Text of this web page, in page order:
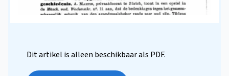
Dit artikel is alleen beschikbaar als PDF.